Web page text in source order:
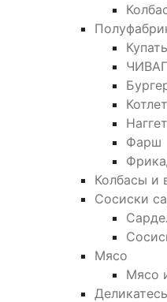
Фарш
Колбасы и
Сосиски
Мясо
Мясо